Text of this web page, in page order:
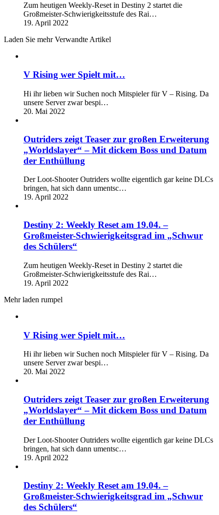
Zum heutigen Weekly-Reset in Destiny 2 startet die
Großmeister-Schwierigkeitsstufe des Rai…
19. April 2022
Laden Sie mehr Verwandte Artikel
V Rising wer Spielt mit…
Hi ihr lieben wir Suchen noch Mitspieler für V – Rising. Da
unsere Server zwar bespi…
20. Mai 2022
Outriders zeigt Teaser zur großen Erweiterung
„Worldslayer“ – Mit dickem Boss und Datum
der Enthüllung
Der Loot-Shooter Outriders wollte eigentlich gar keine DLCs
bringen, hat sich dann umentsc…
19. April 2022
Destiny 2: Weekly Reset am 19.04. –
Großmeister-Schwierigkeitsgrad im „Schwur
des Schülers“
Zum heutigen Weekly-Reset in Destiny 2 startet die
Großmeister-Schwierigkeitsstufe des Rai…
19. April 2022
Mehr laden rumpel
V Rising wer Spielt mit…
Hi ihr lieben wir Suchen noch Mitspieler für V – Rising. Da
unsere Server zwar bespi…
20. Mai 2022
Outriders zeigt Teaser zur großen Erweiterung
„Worldslayer“ – Mit dickem Boss und Datum
der Enthüllung
Der Loot-Shooter Outriders wollte eigentlich gar keine DLCs
bringen, hat sich dann umentsc…
19. April 2022
Destiny 2: Weekly Reset am 19.04. –
Großmeister-Schwierigkeitsgrad im „Schwur
des Schülers“